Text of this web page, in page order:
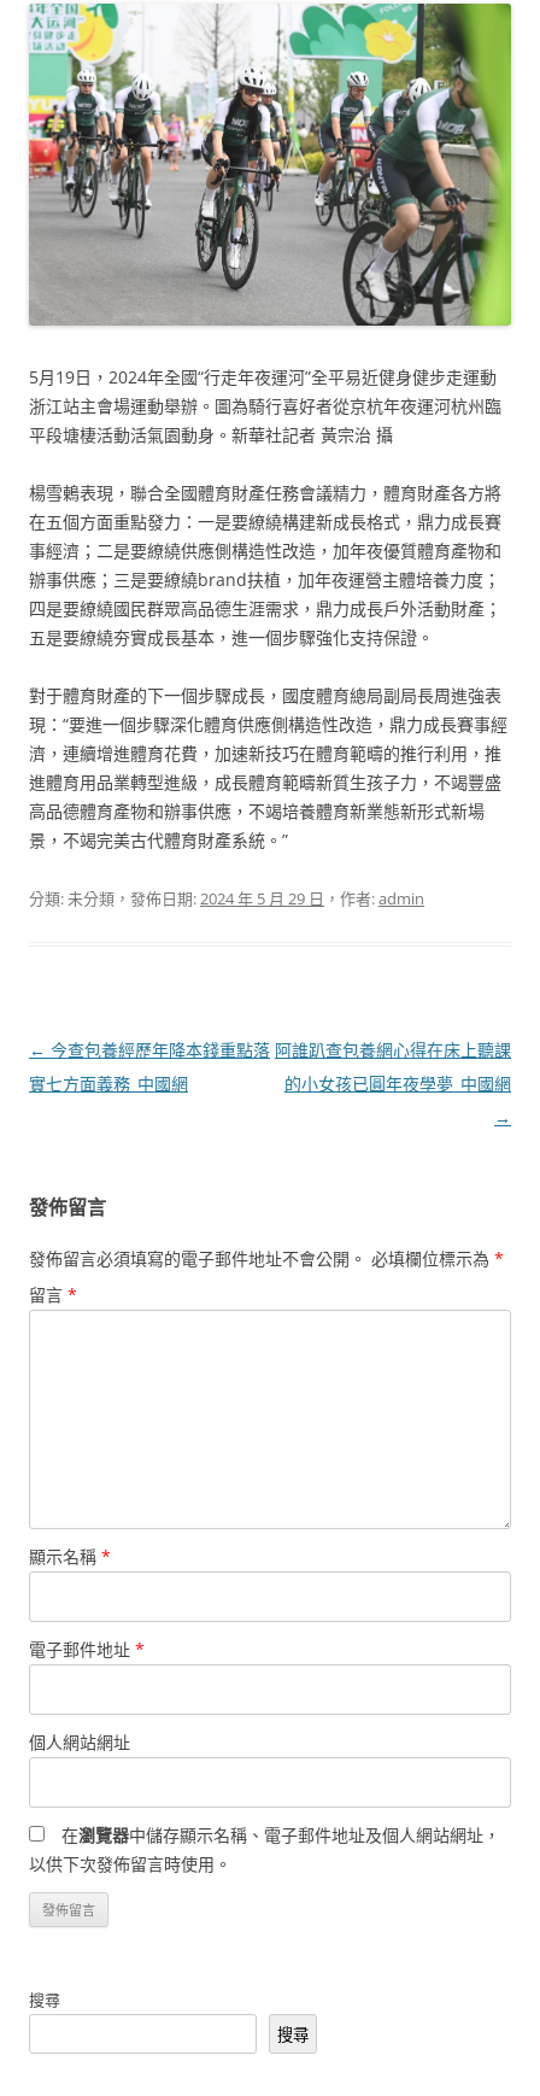
5月19日，2024年全國“行走年夜運河”全平易近健身健步走運動
浙江站主會場運動舉辦。圖為騎行喜好者從京杭年夜運河杭州臨
平段塘棲活動活氣園動身。新華社記者 黃宗治 攝
楊雪鶇表現，聯合全國體育財產任務會議精力，體育財產各方將
在五個方面重點發力：一是要繚繞構建新成長格式，鼎力成長賽
事經濟；二是要繚繞供應側構造性改造，加年夜優質體育產物和
辦事供應；三是要繚繞brand扶植，加年夜運營主體培養力度；
四是要繚繞國民群眾高品德生涯需求，鼎力成長戶外活動財產；
五是要繚繞夯實成長基本，進一個步驟強化支持保證。
對于體育財產的下一個步驟成長，國度體育總局副局長周進強表
現：“要進一個步驟深化體育供應側構造性改造，鼎力成長賽事經
濟，連續增進體育花費，加速新技巧在體育範疇的推行利用，推
進體育用品業轉型進級，成長體育範疇新質生孩子力，不竭豐盛
高品德體育產物和辦事供應，不竭培養體育新業態新形式新場
景，不竭完美古代體育財產系統。”
分類: 未分類，發佈日期:2024 年 5 月 29 日 ，作者:admin
文
章
← 今查包養經歷年降本錢重點落
實七方面義務_中國網
阿誰趴查包養網心得在床上聽課
的小女孩已圓年夜學夢_中國網
→
發佈留言
發佈留言必須填寫的電子郵件地址不會公開。 必填欄位標示為 *
留言 *
顯示名稱 *
電子郵件地址 *
個人網站網址
在瀏覽器中儲存顯示名稱、電子郵件地址及個人網站網址，
以供下次發佈留言時使用。
搜尋
搜尋